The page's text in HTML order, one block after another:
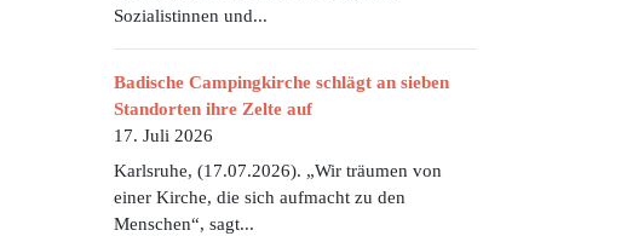
Sozialistinnen und...
Badische Campingkirche schlägt an sieben
Standorten ihre Zelte auf
17. Juli 2026
Karlsruhe, (17.07.2026). „Wir träumen von
einer Kirche, die sich aufmacht zu den
Menschen“, sagt...